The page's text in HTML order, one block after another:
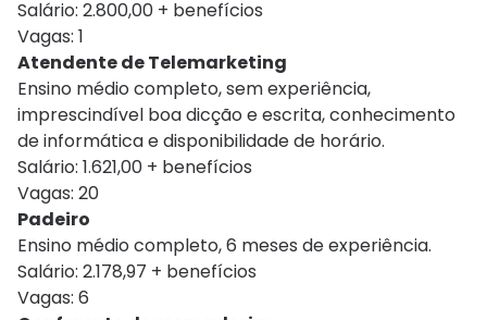
Salário: 2.800,00 + benefícios
Vagas: 1
Atendente de Telemarketing
Ensino médio completo, sem experiência,
imprescindível boa dicção e escrita, conhecimento
de informática e disponibilidade de horário.
Salário: 1.621,00 + benefícios
Vagas: 20
Padeiro
Ensino médio completo, 6 meses de experiência.
Salário: 2.178,97 + benefícios
Vagas: 6